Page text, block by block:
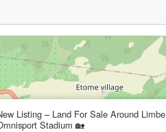
Listing – Land For Sale Around Limbe
Stadium 🏡